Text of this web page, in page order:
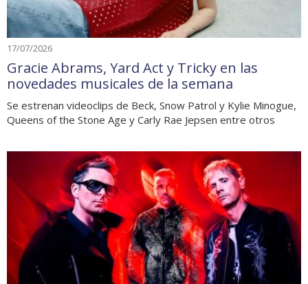
17/07/2026
Gracie Abrams, Yard Act y Tricky en las
novedades musicales de la semana
Se estrenan videoclips de Beck, Snow Patrol y Kylie Minogue,
Queens of the Stone Age y Carly Rae Jepsen entre otros